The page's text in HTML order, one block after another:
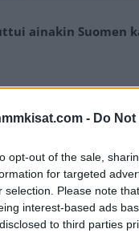
- Do
opt-out of the sale,
for targeted
selection. Please note
interest-based ads
to third parties
ainakin Suomen
alkulohkovaiheen
Suomen kannalta
varmistui.
Maalilla
kokoonpanon
Konsta Helenius